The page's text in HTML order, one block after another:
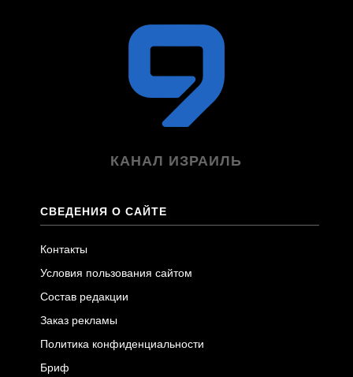
КАНАЛ ИЗРАИЛЬ
СВЕДЕНИЯ О САЙТЕ
Контакты
Условия пользования сайтом
Состав редакции
Заказ рекламы
Политика конфиденциальности
Бриф